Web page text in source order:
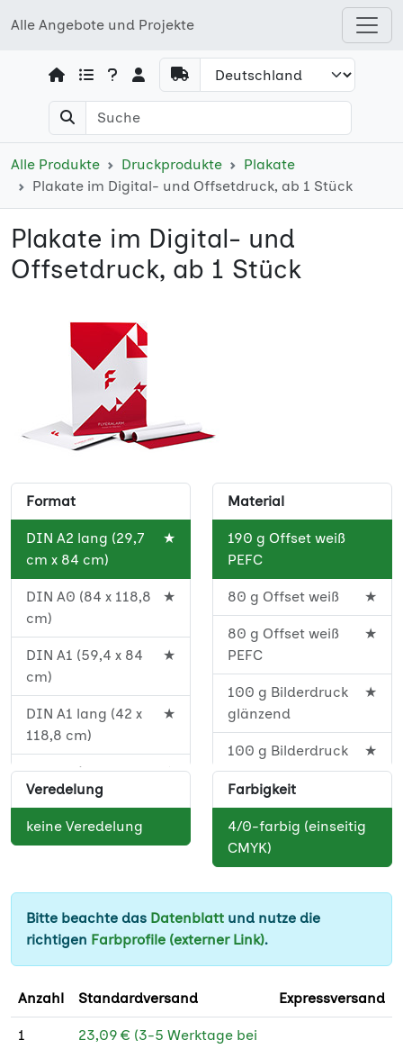
Alle Angebote und Projekte
Open shops menu
Alle Produkte Druckprodukte
Plakate
Plakate im Digital- und Offsetdruck, ab 1 Stück
Plakate im Digital- und
Offsetdruck, ab 1 Stück
Format
DIN A2 lang (29,7
cm x 84 cm)
★
DIN A0 (84 x 118,8
cm)
★
DIN A1 (59,4 x 84
cm)
★
DIN A1 lang (42 x
118,8 cm)
★
DIN A2 (42 x 59,4
cm)
★
DIN A3 (29,7 x 42
DIN A4 (21 x 29,7
cm)
★
F4 Weltformat (89,5
x 128 cm)
★
Plakatstörer (17 x 59★
Material
190 g Offset weiß
PEFC
80 g Offset weiß ★
80 g Offset weiß
PEFC
★
100 g Bilderdruck
glänzend
★
100 g Bilderdruck
glänzend Budget
★
100 g Bilderdruck
glänzend PEFC
★
100 g Bilderdruck
matt
★
115 g
Affichenpapier
Affichenpapier
PEFC
Veredelung
keine Veredelung
Farbigkeit
4/0-farbig (einseitig
CMYK)
Bitte beachte das Datenblatt und nutze die
richtigen Farbprofile (externer Link).
Anzahl Standardversand Expressversand
1
23,09 € (3-5 Werktage bei